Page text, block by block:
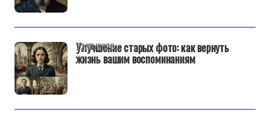
Улучшение старых фото: как вернуть
жизнь вашим воспоминаниям
22/01/2026